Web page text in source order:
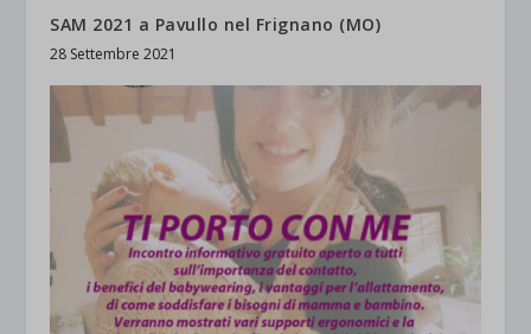
SAM 2021 a Pavullo nel Frignano (MO)
28 Settembre 2021